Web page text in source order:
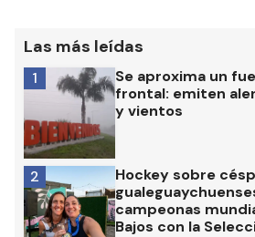
Las más leídas
Se aproxima un
frontal: emiten
y vientos
1
Hockey sobre
campeonas
Bajos con la
2